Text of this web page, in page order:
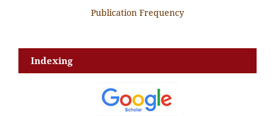
Publication Frequency
Indexing